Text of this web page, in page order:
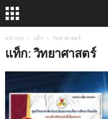
หน้าแรก แท็ก วิทยาศาสตร์
แท็ก: วิทยาศาสตร์